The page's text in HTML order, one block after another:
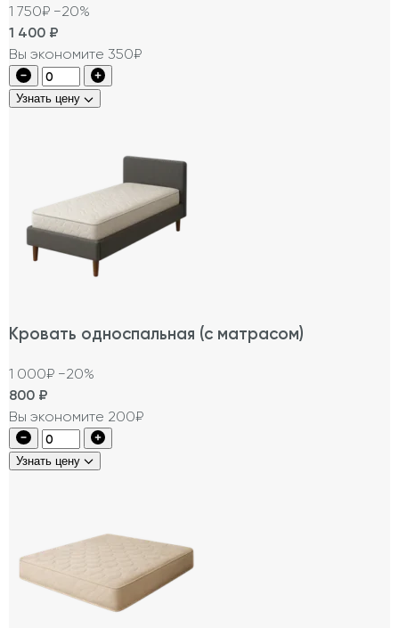
1 750₽ −20%
1 400 ₽
Вы экономите 350₽
Узнать цену
Кровать односпальная (с матрасом)
1 000₽ −20%
800 ₽
Вы экономите 200₽
Узнать цену